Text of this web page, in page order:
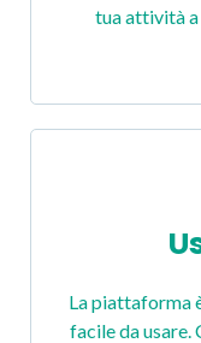
tua attività a
La piattaforma
facile da usare.